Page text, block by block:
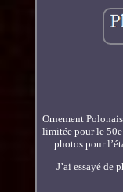
Ornement
limitée pour le
photos pour
J’ai essayé de